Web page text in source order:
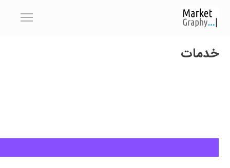
خدمات